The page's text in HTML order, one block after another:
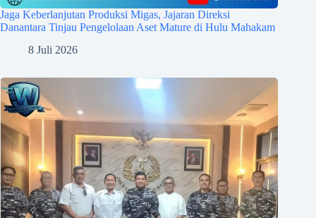
Jaga Keberlanjutan Produksi Migas, Jajaran Direksi
Danantara Tinjau Pengelolaan Aset Mature di Hulu Mahakam
8 Juli 2026